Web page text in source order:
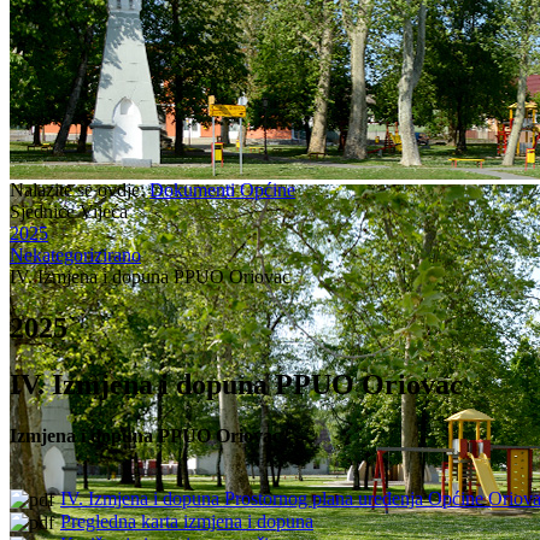
Nalazite se ovdje:Dokumenti Općine
Sjednice Vijeća
2025
Nekategorizirano
IV. Izmjena i dopuna PPUO Oriovac
2025
IV. Izmjena i dopuna PPUO Oriovac
Izmjena i dopuna PPUO Oriovac
IV. Izmjena i dopuna Prostornog plana uređenja Općine
Pregledna karta izmjena i dopuna